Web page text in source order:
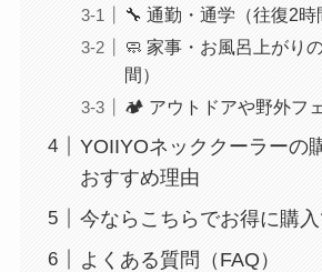
🔧 通勤・通学（往復2時
🧼 家事・お風呂上がり
間）
🏕️ アウトドアや野外フ
YOIIYOネッククーラーの
おすすめ理由
今ならこちらでお得に購入
よくある質問（FAQ）